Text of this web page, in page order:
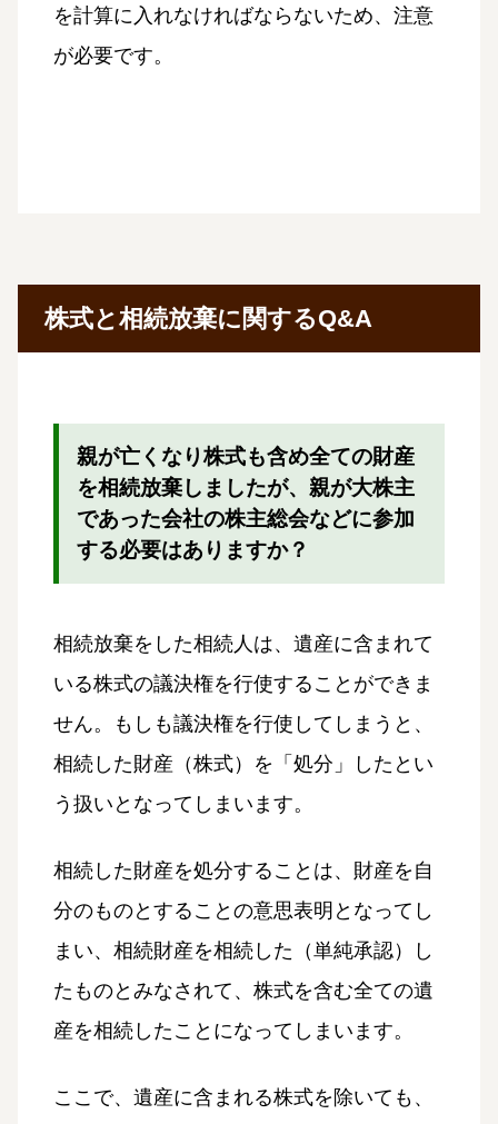
を計算に入れなければならないため、注意
が必要です。
株式と相続放棄に関するQ&A
親が亡くなり株式も含め全ての財産
を相続放棄しましたが、親が大株主
であった会社の株主総会などに参加
する必要はありますか？
相続放棄をした相続人は、遺産に含まれて
いる株式の議決権を行使することができま
せん。もしも議決権を行使してしまうと、
相続した財産（株式）を「処分」したとい
う扱いとなってしまいます。
相続した財産を処分することは、財産を自
分のものとすることの意思表明となってし
まい、相続財産を相続した（単純承認）し
たものとみなされて、株式を含む全ての遺
産を相続したことになってしまいます。
ここで、遺産に含まれる株式を除いても、